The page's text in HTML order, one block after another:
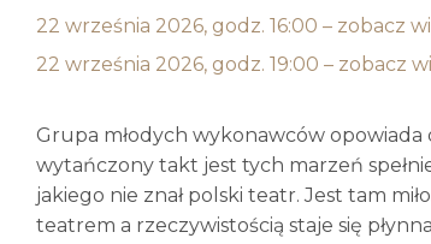
22 września 2026, godz. 16:00 – zobacz
22 września 2026, godz. 19:00 – zobacz
Grupa młodych wykonawców
wytańczony takt jest tych marzeń
jakiego nie znał polski teatr. Jest tam
teatrem a rzeczywistością staje się